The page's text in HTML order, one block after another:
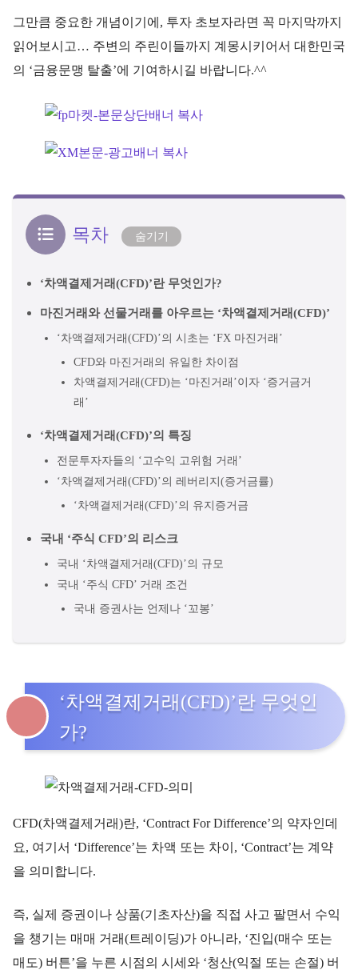
그만큼 중요한 개념이기에, 투자 초보자라면 꼭 마지막까지
읽어보시고… 주변의 주린이들까지 계몽시키어서 대한민국
의 ‘금융문맹 탈출’에 기여하시길 바랍니다.^^
목차 숨기기
‘차액결제거래(CFD)’란 무엇인가?
마진거래와 선물거래를 아우르는 ‘차액결제거래(CFD)’
‘차액결제거래(CFD)’의 시초는 ‘FX 마진거래’
CFD와 마진거래의 유일한 차이점
차액결제거래(CFD)는 ‘마진거래’이자 ‘증거금거
래’
‘차액결제거래(CFD)’의 특징
전문투자자들의 ‘고수익 고위험 거래’
‘차액결제거래(CFD)’의 레버리지(증거금률)
‘차액결제거래(CFD)’의 유지증거금
국내 ‘주식 CFD’의 리스크
국내 ‘차액결제거래(CFD)’의 규모
국내 ‘주식 CFD’ 거래 조건
국내 증권사는 언제나 ‘꼬봉’
‘차액결제거래(CFD)’란 무엇인
가?
CFD(차액결제거래)란, ‘Contract For Difference’의 약자인데
요, 여기서 ‘Difference’는 차액 또는 차이, ‘Contract’는 계약
을 의미합니다.
즉, 실제 증권이나 상품(기초자산)을 직접 사고 팔면서 수익
을 챙기는 매매 거래(트레이딩)가 아니라, ‘진입(매수 또는
매도) 버튼’을 누른 시점의 시세와 ‘청산(익절 또는 손절) 버